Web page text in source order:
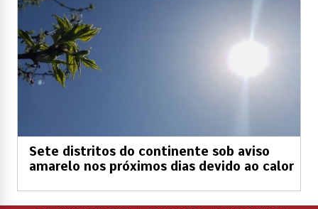
Sete distritos do continente sob aviso
amarelo nos próximos dias devido ao calor